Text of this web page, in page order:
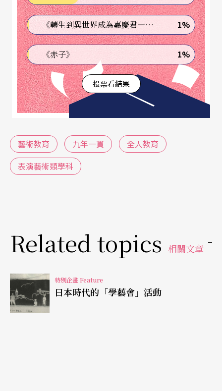
議，教育部才積極研擬相關計畫，突破以往以課程
爲中心的教育方式，改以生活爲中心，培養學生基
本能力。而立法院教育委員會在一九九七年四月透
過預算審査的方式，要教育部限期完成教育改革計
畫，則是加速九年一貫課程實施的原因。於是，
「國民中小學九年一貫課程綱要」在去年九月完
成，將於明年起全面實施新制。
在研擬新制課程綱要之初，教育部本著國民教育是
人民的基本權利和義務，國家應提供均等的教育機
會，讓受教者的潛能獲得最大發展的理念，將課程
是爲了培養專家或少數菁英，而是以所有未來國民
民」的角度來思考。
新制理念未見落實
《轉生到異世界成為嘉慶君—發現我的祖先是詐騙集團!?》 1%
《赤子》 1%
投票看結果
藝術教育 九年一貫
全人教育
表演藝術類學科
Related topics 相關文章
特別企畫 Feature
日本時代的「學藝會」活動